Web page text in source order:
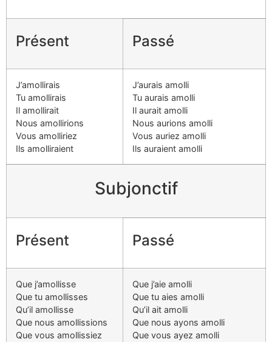
Présent Passé
J’amollirais
Tu amollirais
Il amollirait
Nous amollirions
Vous amolliriez
Ils amolliraient
J’aurais amolli
Tu aurais amolli
Il aurait amolli
Nous aurions amolli
Vous auriez amolli
Ils auraient amolli
Subjonctif
Présent Passé
Que j’amollisse
Que tu amollisses
Qu’il amollisse
Que nous amollissions
Que vous amollissiez
Que j’aie amolli
Que tu aies amolli
Qu’il ait amolli
Que nous ayons amolli
Que vous ayez amolli